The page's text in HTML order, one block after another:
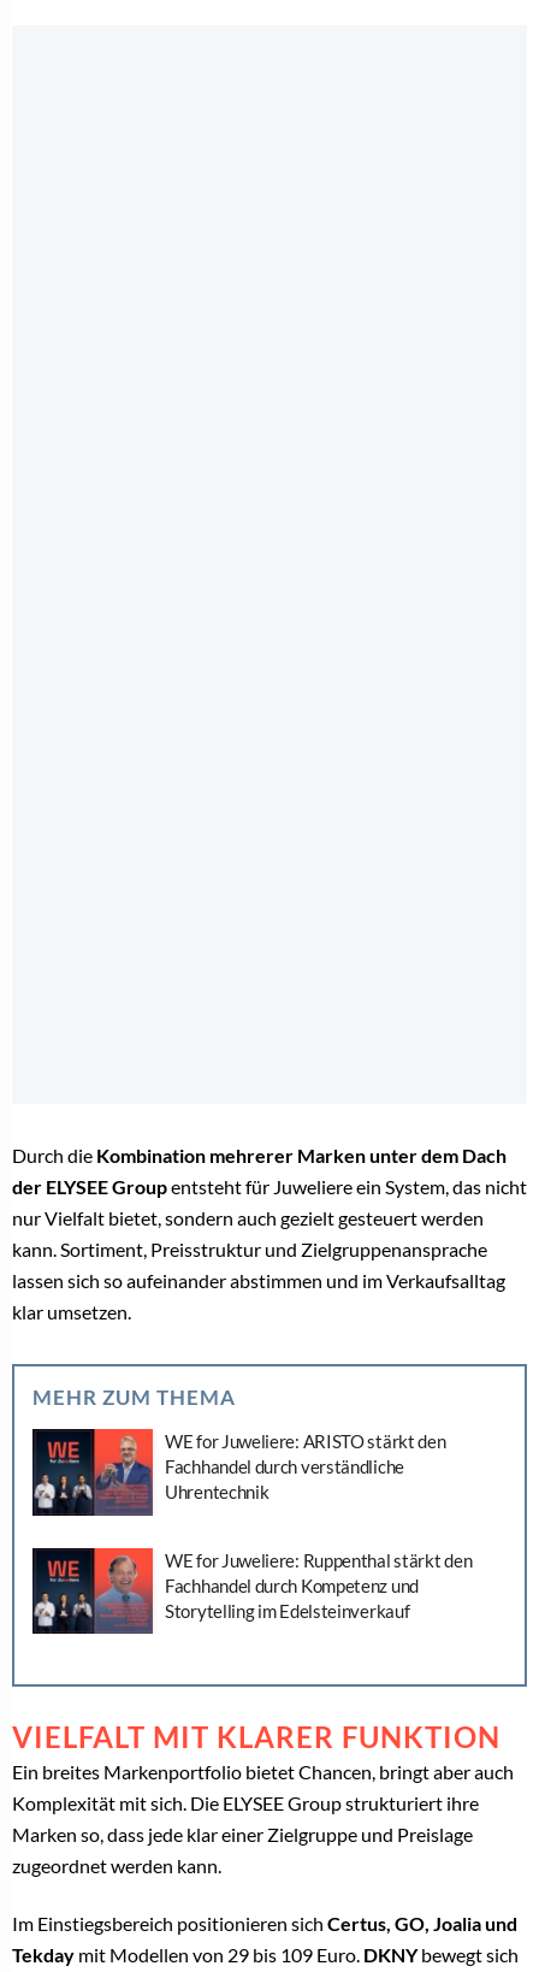
Durch die Kombination mehrerer Marken unter dem Dach
der ELYSEE Groupentsteht für Juweliere ein System, das nicht
nur Vielfalt bietet, sondern auch gezielt gesteuert werden
kann. Sortiment, Preisstruktur und Zielgruppenansprache
lassen sich so aufeinander abstimmen und im Verkaufsalltag
klar umsetzen.
MEHR ZUM THEMA
WE for Juweliere: ARISTO stärkt den
Fachhandel durch verständliche
Uhrentechnik
WE for Juweliere: Ruppenthal stärkt den
Fachhandel durch Kompetenz und
Storytelling im Edelsteinverkauf
VIELFALT MIT KLARER FUNKTION
Ein breites Markenportfolio bietet Chancen, bringt aber auch
Komplexität mit sich. Die ELYSEE Group strukturiert ihre
Marken so, dass jede klar einer Zielgruppe und Preislage
zugeordnet werden kann.
Im Einstiegsbereich positionieren sich Certus, GO, Joalia und
Tekday mit Modellen von 29 bis 109 Euro. DKNYbewegt sich